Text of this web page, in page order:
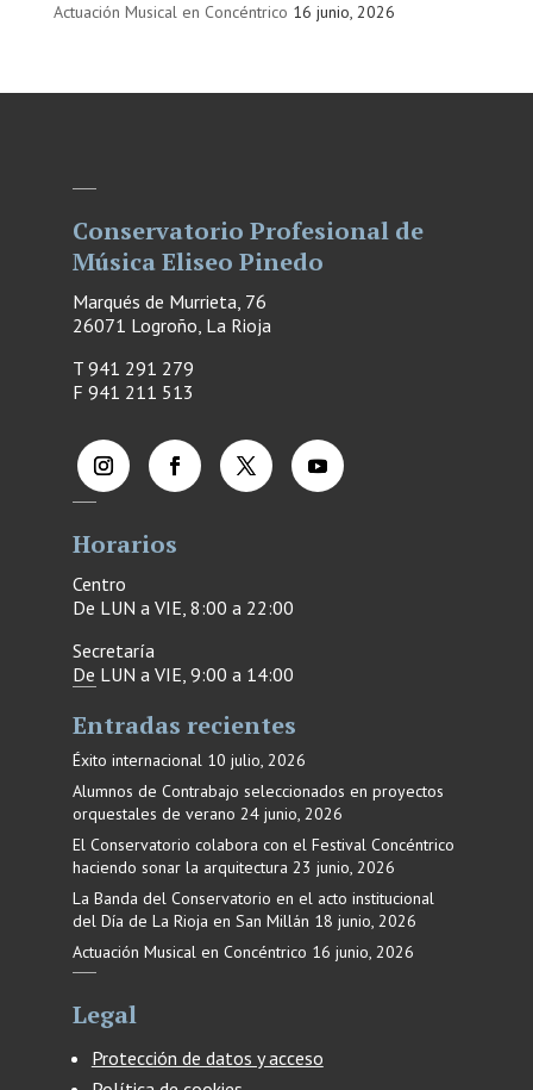
Actuación Musical en Concéntrico 16 junio, 2026
Conservatorio Profesional de
Música Eliseo Pinedo
Marqués de Murrieta, 76
26071 Logroño, La Rioja
T 941 291 279
F 941 211 513
Horarios
Centro
De LUN a VIE, 8:00 a 22:00
Secretaría
De LUN a VIE, 9:00 a 14:00
Entradas recientes
Éxito internacional 10 julio, 2026
Alumnos de Contrabajo seleccionados en proyectos
orquestales de verano 24 junio, 2026
El Conservatorio colabora con el Festival Concéntrico
haciendo sonar la arquitectura 23 junio, 2026
La Banda del Conservatorio en el acto institucional
del Día de La Rioja en San Millán 18 junio, 2026
Actuación Musical en Concéntrico 16 junio, 2026
Legal
Protección de datos y acceso